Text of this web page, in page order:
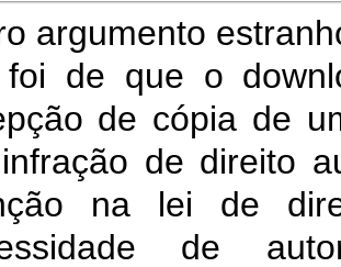
argumento
foi de que o
de cópia de
de direito
na lei de
de